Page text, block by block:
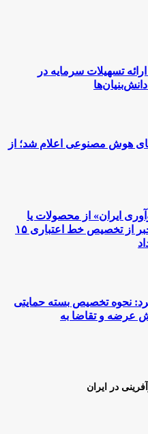
تسهیلات سرمایه در
هوش مصنوعی اعلام شد؛ از
نوآوری ایران» از محصولات یا
خدمات جدید/ مدیرعامل «برکت» خبر از تخصیص خط اعتباری ۱۵
نحوه تخصیص بسته حمایتی
عرضه و تقاضا به
در ایران